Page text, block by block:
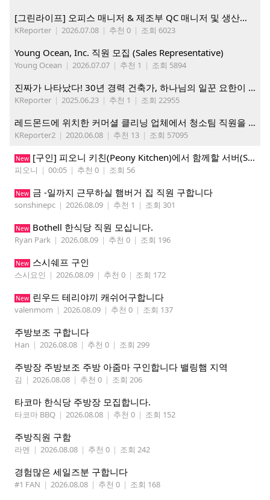
[그린라이프] 오피스 매니저 & 제조부 QC 매니저 및 생산직, 웨어하우스 직원 모집
KReporter | 2026.07.08 | 추천 0 | 조회 6023
Young Ocean, Inc. 직원 모집 (Sales Representative)
Young Ocean | 2026.07.07 | 추천 1 | 조회 5894
진짜가 나타났다! 30년 경력 건축가, 하나님의 일꾼 요한이 책임 시공합니다.
KReporter | 2025.06.23 | 추천 1 | 조회 22955
레드몬드에 위치한 커머셜 클리닝 업체에서 청소팀 직원을 모집합니다.
KReporter2 | 2020.06.08 | 추천 13 | 조회 57095
New [구인] 피오니 키친(Peony Kitchen)에서 함께할 서버(Server)를 모집합니다!
피오니 | 00:05 | 추천 0 | 조회 56
New 금 -일까지 근무하실 햄버거 집 직원 구합니다
sonshinepc | 2026.08.09 | 추천 1 | 조회 301
New Bothell 한식당 직원 모십니다.
Ryan Park | 2026.08.09 | 추천 0 | 조회 196
New 스시쉐프 구인
스시요인 | 2026.08.09 | 추천 0 | 조회 172
New 린우드 테리야끼 캐쉬어구합니다
valenmom | 2026.08.09 | 추천 0 | 조회 137
주방보조 구합니다
Han | 2026.08.08 | 추천 0 | 조회 299
주방장 주방보조 주방 아줌마 구인합니다 밸링햄 지역
김 | 2026.08.08 | 추천 0 | 조회 206
타코마 한식당 주방장 모집합니다.
타코마 BBQ | 2026.08.08 | 추천 0 | 조회 152
주방직원 구함
라멘 | 2026.08.08 | 추천 0 | 조회 242
경험많은 세일즈분 구합니다
#1 FAN | 2026.08.08 | 추천 0 | 조회 168